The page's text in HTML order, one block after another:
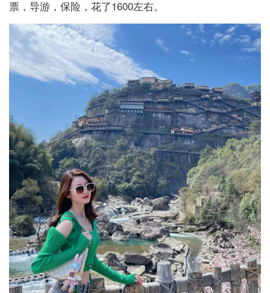
票，导游，保险，花了1600左右。